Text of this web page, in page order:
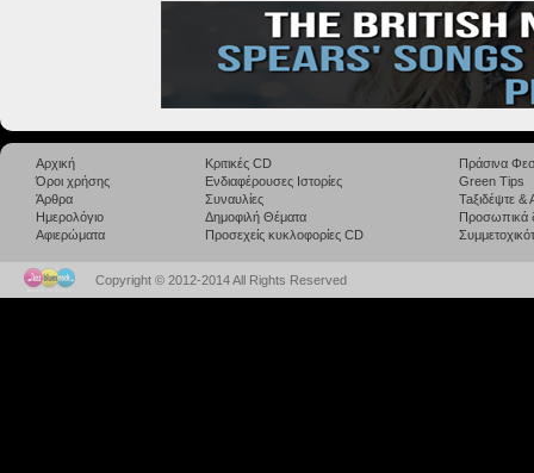
Αρχική
Όροι χρήσης
Άρθρα
Ημερολόγιο
Αφιερώματα
Κριτικές CD
Ενδιαφέρουσες Ιστορίες
Συναυλίες
Δημοφιλή Θέματα
Προσεχείς κυκλοφορίες CD
Πράσινα
Green Tips
Taξιδέψτε
Προσωπικά
Copyright © 2012-2014 All Rights Reserved